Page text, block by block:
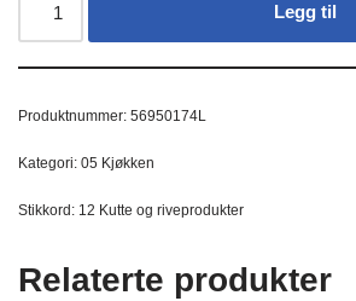
Legg til
Produktnummer: 56950174L
Kategori: 05 Kjøkken
Stikkord: 12 Kutte og riveprodukter
Relaterte produkter